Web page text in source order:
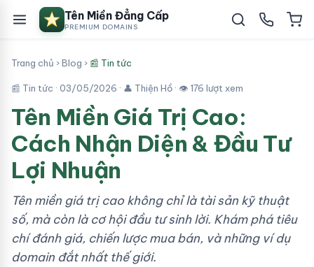
Tên Miền Đẳng Cấp
PREMIUM DOMAINS
Trang chủ ›Blog › 📰 Tin tức
📰 Tin tức · 03/05/2026 · 👤 Thiện Hồ · 👁 176 lượt xem
Tên Miền Giá Trị Cao:
Cách Nhận Diện & Đầu Tư
Lợi Nhuận
Tên miền giá trị cao không chỉ là tài sản kỹ thuật
số, mà còn là cơ hội đầu tư sinh lời. Khám phá tiêu
chí đánh giá, chiến lược mua bán, và những ví dụ
domain đắt nhất thế giới.